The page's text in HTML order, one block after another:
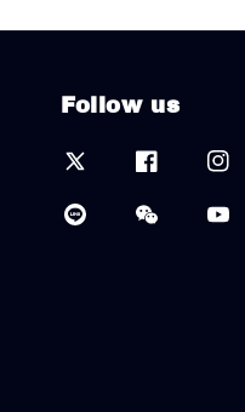
Follow us